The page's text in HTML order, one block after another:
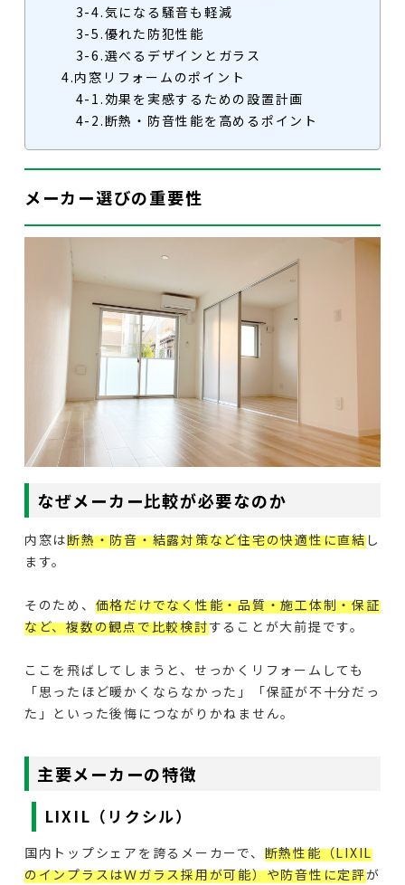
3-4.気になる騒音も軽減
3-5.優れた防犯性能
3-6.選べるデザインとガラス
4.内窓リフォームのポイント
4-1.効果を実感するための設置計画
4-2.断熱・防音性能を高めるポイント
メーカー選びの重要性
なぜメーカー比較が必要なのか
内窓は断熱・防音・結露対策など住宅の快適性に直結し
ます。
そのため、 価格だけでなく性能・品質・施工体制・保証
など、複数の観点で比較検討することが大前提です。
ここを飛ばしてしまうと、せっかくリフォームしても
「思ったほど暖かくならなかった」「保証が不十分だっ
た」といった後悔につながりかねません。
主要メーカーの特徴
LIXIL（リクシル）
国内トップシェアを誇るメーカーで、 断熱性能（LIXIL
のインプラスはＷガラス採用が可能）や防音性に定評が